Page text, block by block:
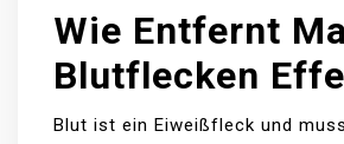
Wie Entfernt
Blutflecken
Blut ist ein Eiweißfleck und